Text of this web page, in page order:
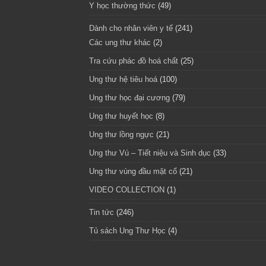
Y học thường thức (49)
Dành cho nhân viên y tế(241)
Các ung thư khác (2)
Tra cứu phác đồ hoá chất(25)
Ung thư hệ tiêu hoá(100)
Ung thư học đại cương(79)
Ung thư huyết học (8)
Ung thư lồng ngực (21)
Ung thư Vú – Tiết niệu và Sinh dục (33)
Ung thư vùng đầu mặt cổ(21)
VIDEO COLLECTION (1)
Tin tức (246)
Tủ sách Ung Thư Học (4)